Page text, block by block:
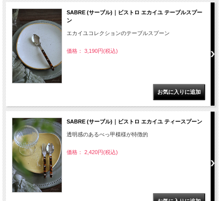
SABRE (サーブル)｜ビストロ エカイユ テーブルスプー
ン
エカイユコレクションのテーブルスプーン
価格： 3,190円(税込)
SABRE (サーブル)｜ビストロ エカイユ ティースプーン
透明感のあるべっ甲模様が特徴的
価格： 2,420円(税込)